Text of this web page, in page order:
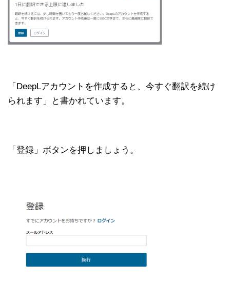
「DeepLアカウントを作成すると、今すぐ翻訳を続け
られます」と書かれています。
「登録」ボタンを押しましょう。